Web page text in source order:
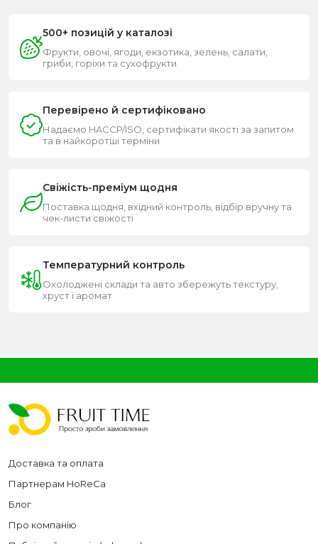
500+ позицій у каталозі
Фрукти, овочі, ягоди, екзотика, зелень, салати,
гриби, горіхи та сухофрукти
Перевірено й сертифіковано
Надаємо HACCP/ISO, сертифікати якості за запитом
та в найкоротші терміни
Свіжість-преміум щодня
Поставка щодня, вхідний контроль, відбір вручну та
чек-листи свіжості
Температурний контроль
Охолоджені склади та авто збережуть текстуру,
хруст і аромат
Доставка та оплата
Партнерам HoReCa
Блог
Про компанію